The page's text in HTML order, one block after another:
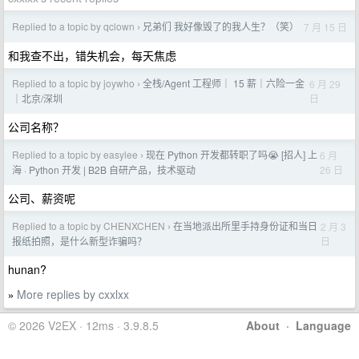
Replied to a topic by qclown › 兄弟们 我好像毁了的我人生？（笑） 7 月 15 日
和我查不出，错失机会，每天焦虑
Replied to a topic by joywho › 全栈/Agent 工程师｜ 15 薪｜六险一金
｜北京/深圳
6 月 29
日
公司名称？
Replied to a topic by easylee › 现在 Python 开发都转职了吗😭 [招人] 上
海 · Python 开发 | B2B 自研产品，技术驱动
6 月
26 日
公司、薪资呢
Replied to a topic by CHENXCHEN › 在当地派出所里手持身份证和当日
报纸拍照，是什么新型诈骗吗？
2 月 3
日
hunan?
» More replies by cxxlxx
About · Language
© 2026 V2EX · 12ms · 3.9.8.5